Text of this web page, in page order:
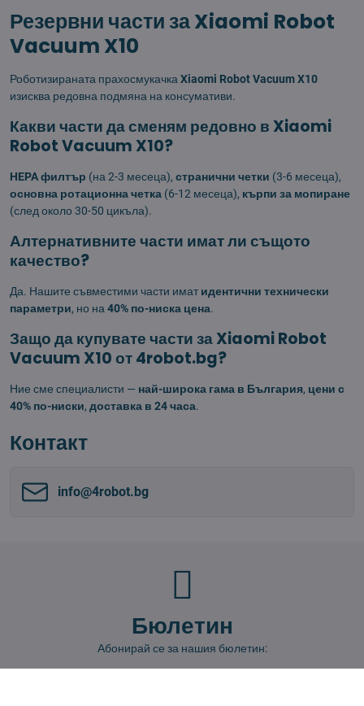
Резервни части за Xiaomi Robot
Vacuum X10
Роботизираната прахосмукачкаXiaomi Robot Vacuum X10
изисква редовна подмяна на консумативи.
Какви части да сменям редовно в Xiaomi
Robot Vacuum X10?
HEPA филтър (на 2-3 месеца), странични четки (3-6 месеца),
основна ротационна четка (6-12 месеца), кърпи за мопиране
(след около 30-50 цикъла).
Алтернативните части имат ли същото
качество?
Да. Нашите съвместими части имат идентични технически
параметри, но на40% по-ниска цена.
Защо да купувате части за Xiaomi Robot
Vacuum X10 от 4robot.bg?
Ние сме специалисти — най-широка гама в България, цени с
40% по-ниски, доставка в 24 часа.
Контакт
info​@4robot​.bg
Бюлетин
Абонирай се за нашия бюлетин: